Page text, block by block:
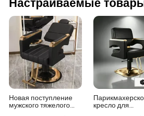
Настраиваемые
Новая поступление
мужского тяжелого
кресло для